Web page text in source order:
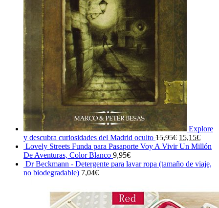
Explore
y descubra curiosidades del Madrid oculto 15,95€ El
precio
era:
15,15€El
precio
es:
Lovely Streets Funda para Pasaporte Voy A Vivir Un Millón
De Aventuras, Color Blanco 9,95€
Dr Beckmann - Detergente para lavar ropa (tamaño de viaje,
no biodegradable) 7,04€